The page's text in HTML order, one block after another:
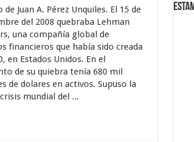
de Juan A. Pérez Unquiles. El 15 de
del 2008 quebraba Lehman
una compañía global de
financieros que había sido creada
en Estados Unidos. En el
de su quiebra tenía 680 mil
de dolares en activos. Supuso la
mundial del ...